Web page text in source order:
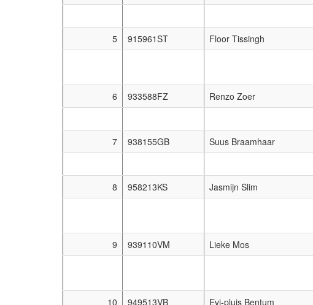
5
915961ST Floor Tissingh
6
933588FZ Renzo Zoer
7
938155GB Suus Braamhaar
8
958213KS Jasmijn Slim
9
939110VM Lieke Mos
10
949513VB Evi-pluis Bentum